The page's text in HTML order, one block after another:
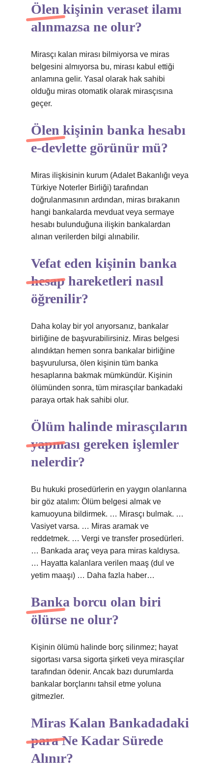
Ölen kişinin veraset ilamı
alınmazsa ne olur?
Mirasçı kalan mirası bilmiyorsa ve miras
belgesini almıyorsa bu, mirası kabul ettiği
anlamına gelir. Yasal olarak hak sahibi
olduğu miras otomatik olarak mirasçısına
geçer.
Ölen kişinin banka hesabı
e-devlette görünür mü?
Miras ilişkisinin kurum (Adalet Bakanlığı veya
Türkiye Noterler Birliği) tarafından
doğrulanmasının ardından, miras bırakanın
hangi bankalarda mevduat veya sermaye
hesabı bulunduğuna ilişkin bankalardan
alınan verilerden bilgi alınabilir.
Vefat eden kişinin banka
hesap hareketleri nasıl
öğrenilir?
Daha kolay bir yol arıyorsanız, bankalar
birliğine de başvurabilirsiniz. Miras belgesi
alındıktan hemen sonra bankalar birliğine
başvurulursa, ölen kişinin tüm banka
hesaplarına bakmak mümkündür. Kişinin
ölümünden sonra, tüm mirasçılar bankadaki
paraya ortak hak sahibi olur.
Ölüm halinde mirasçıların
yapması gereken işlemler
nelerdir?
Bu hukuki prosedürlerin en yaygın olanlarına
bir göz atalım: Ölüm belgesi almak ve
kamuoyuna bildirmek. … Mirasçı bulmak. …
Vasiyet varsa. … Miras aramak ve
reddetmek. … Vergi ve transfer prosedürleri.
… Bankada araç veya para miras kaldıysa.
… Hayatta kalanlara verilen maaş (dul ve
yetim maaşı) … Daha fazla haber…
Banka borcu olan biri
ölürse ne olur?
Kişinin ölümü halinde borç silinmez; hayat
sigortası varsa sigorta şirketi veya mirasçılar
tarafından ödenir. Ancak bazı durumlarda
bankalar borçlarını tahsil etme yoluna
gitmezler.
Miras Kalan Bankadadaki
para Ne Kadar Sürede
Alınır?